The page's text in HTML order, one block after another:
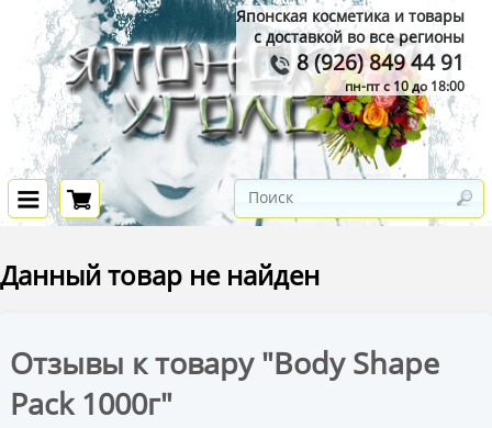
Японская косметика и товары
с доставкой во все регионы
8 (926) 849 44 91
пн-пт с 10 до 18:00
Данный товар не найден
Отзывы к товару "Body Shape
Pack 1000г"